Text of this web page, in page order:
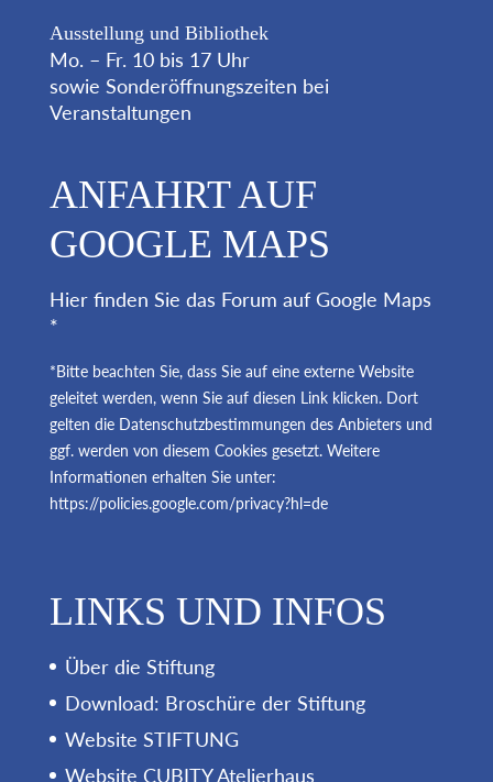
Ausstellung und Bibliothek
Mo. – Fr. 10 bis 17 Uhr
sowie Sonderöffnungszeiten bei
Veranstaltungen
ANFAHRT AUF
GOOGLE MAPS
Hier finden Sie das Forum auf Google Maps
*
*Bitte beachten Sie, dass Sie auf eine externe Website
geleitet werden, wenn Sie auf diesen Link klicken. Dort
gelten die Datenschutzbestimmungen des Anbieters und
ggf. werden von diesem Cookies gesetzt. Weitere
Informationen erhalten Sie unter:
https://policies.google.com/privacy?hl=de
LINKS UND INFOS
Über die Stiftung
Download: Broschüre der Stiftung
Website STIFTUNG
Website CUBITY Atelierhaus